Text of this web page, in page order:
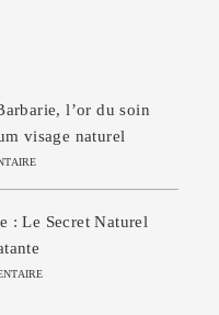
l’or du soin
visage naturel
: Le Secret Naturel